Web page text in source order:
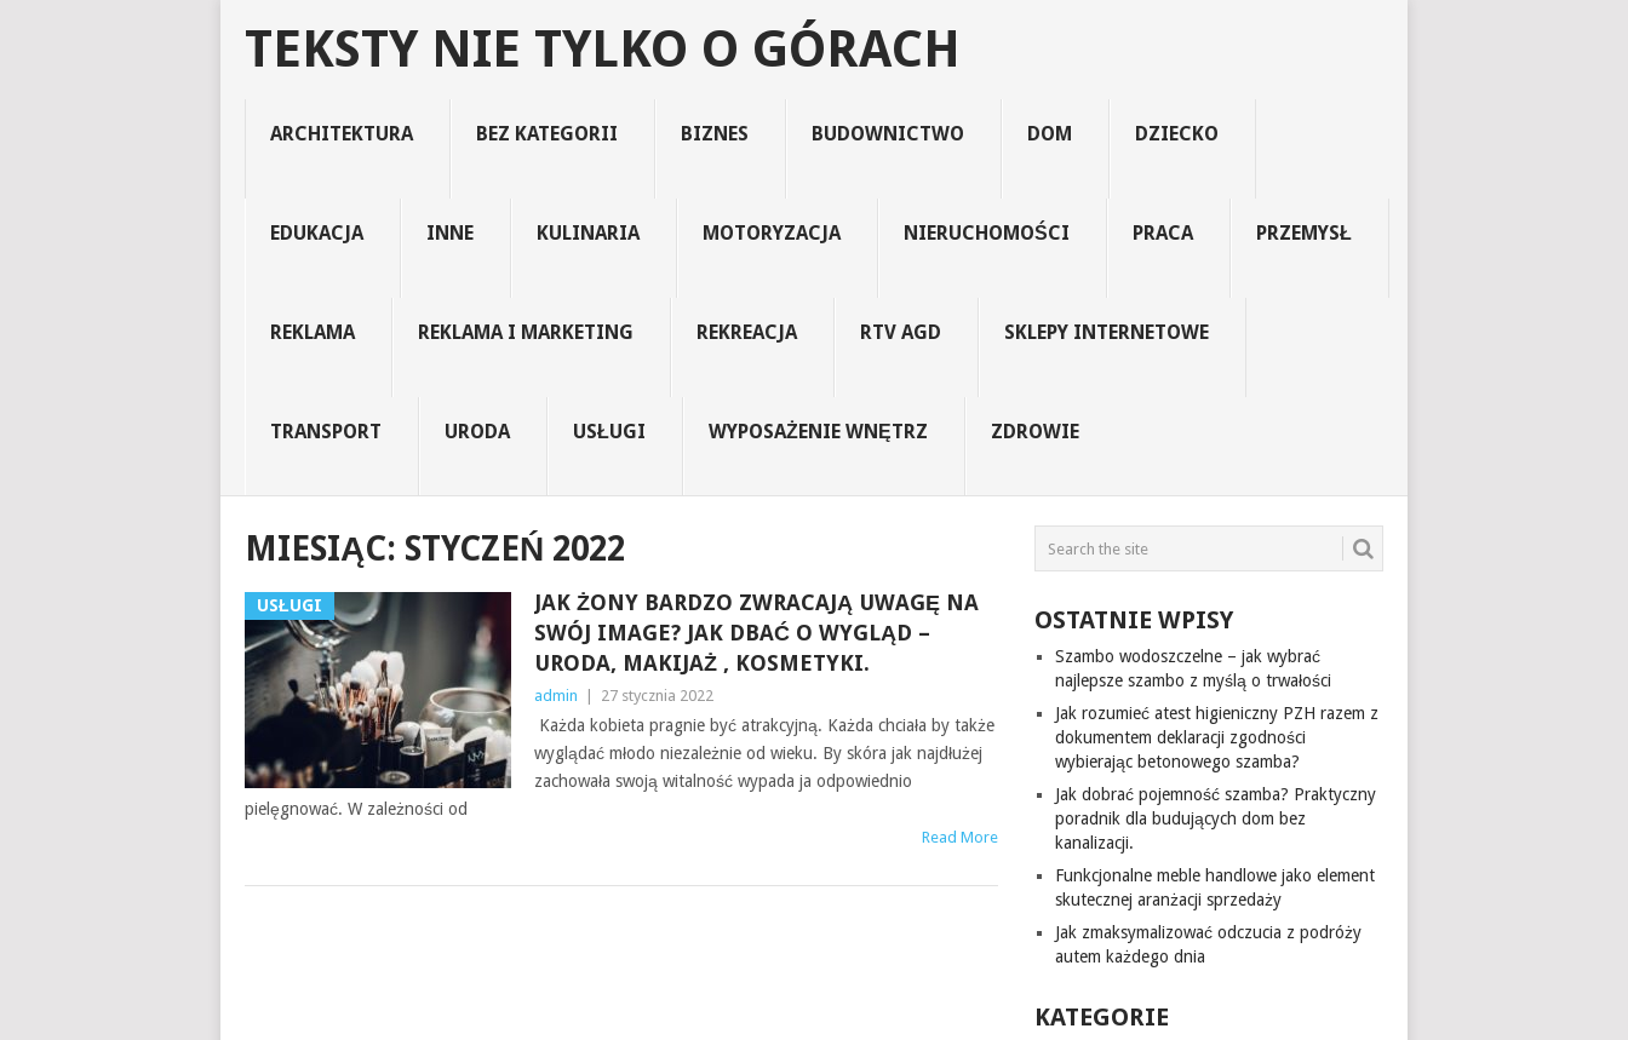
TEKSTY NIE TYLKO O GÓRACH
ARCHITEKTURA BEZ KATEGORII BIZNES BUDOWNICTWO DOM DZIECKO
EDUKACJA INNE KULINARIA MOTORYZACJA NIERUCHOMOŚCI PRACA PRZEMYSŁ
REKLAMA REKLAMA I MARKETING REKREACJA RTV AGD SKLEPY INTERNETOWE
TRANSPORT URODA USŁUGI WYPOSAŻENIE WNĘTRZ ZDROWIE
MIESIĄC: STYCZEŃ 2022
USŁUGI
JAK ŻONY BARDZO ZWRACAJĄ UWAGĘ NA
SWÓJ IMAGE? JAK DBAĆ O WYGLĄD –
URODA, MAKIJAŻ , KOSMETYKI.
admin 27 stycznia 2022
Każda kobieta pragnie być atrakcyjną. Każda chciała by także
wyglądać młodo niezależnie od wieku. By skóra jak najdłużej
zachowała swoją witalność wypada ja odpowiednio
pielęgnować. W zależności od
Read More
OSTATNIE WPISY
Szambo wodoszczelne – jak wybrać
najlepsze szambo z myślą o trwałości
Jak rozumieć atest higieniczny PZH razem z
dokumentem deklaracji zgodności
wybierając betonowego szamba?
Jak dobrać pojemność szamba? Praktyczny
poradnik dla budujących dom bez
kanalizacji.
Funkcjonalne meble handlowe jako element
skutecznej aranżacji sprzedaży
Jak zmaksymalizować odczucia z podróży
autem każdego dnia
KATEGORIE